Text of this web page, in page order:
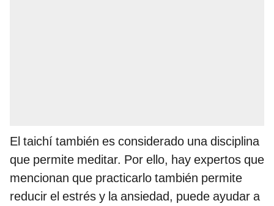
El taichí también es considerado una disciplina
que permite meditar. Por ello, hay expertos que
mencionan que practicarlo también permite
reducir el estrés y la ansiedad, puede ayudar a